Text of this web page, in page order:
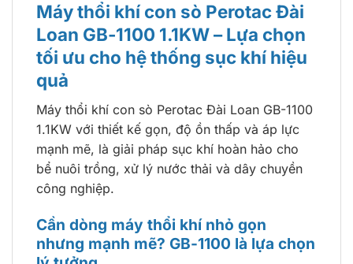
Máy thổi khí con sò Perotac Đài
Loan GB-1100 1.1KW – Lựa chọn
tối ưu cho hệ thống sục khí hiệu
quả
Máy thổi khí con sò Perotac Đài Loan GB-1100
1.1KW với thiết kế gọn, độ ồn thấp và áp lực
mạnh mẽ, là giải pháp sục khí hoàn hảo cho
bể nuôi trồng, xử lý nước thải và dây chuyền
công nghiệp.
Cần dòng máy thổi khí nhỏ gọn
nhưng mạnh mẽ? GB-1100 là lựa chọn